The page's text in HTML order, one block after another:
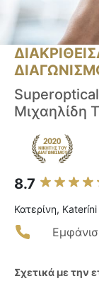
Μιχαηλίδη
8.7
Κατερίνη, Kateríni
Σχετικά με την